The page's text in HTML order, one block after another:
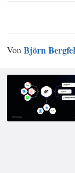
Von Björn